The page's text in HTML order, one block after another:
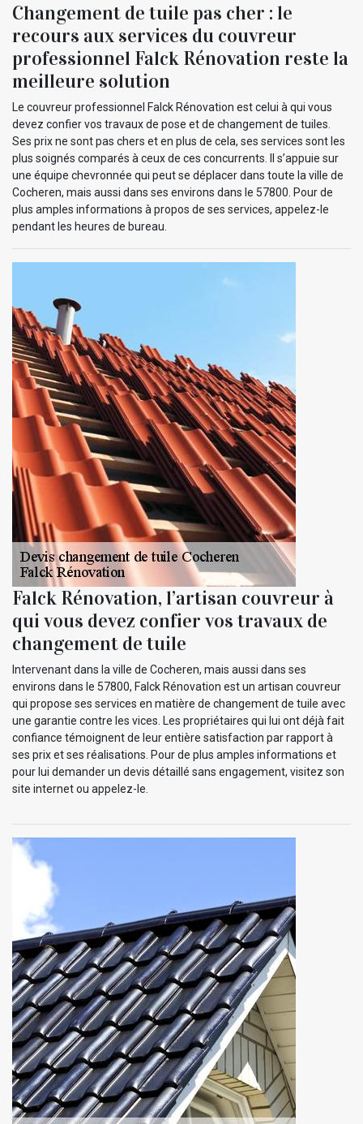
Changement de tuile pas cher : le
recours aux services du couvreur
professionnel Falck Rénovation reste la
meilleure solution
Le couvreur professionnel Falck Rénovation est celui à qui vous
devez confier vos travaux de pose et de changement de tuiles.
Ses prix ne sont pas chers et en plus de cela, ses services sont les
plus soignés comparés à ceux de ces concurrents. Il s’appuie sur
une équipe chevronnée qui peut se déplacer dans toute la ville de
Cocheren, mais aussi dans ses environs dans le 57800. Pour de
plus amples informations à propos de ses services, appelez-le
pendant les heures de bureau.
Falck Rénovation, l’artisan couvreur à
qui vous devez confier vos travaux de
changement de tuile
Intervenant dans la ville de Cocheren, mais aussi dans ses
environs dans le 57800, Falck Rénovation est un artisan couvreur
qui propose ses services en matière de changement de tuile avec
une garantie contre les vices. Les propriétaires qui lui ont déjà fait
confiance témoignent de leur entière satisfaction par rapport à
ses prix et ses réalisations. Pour de plus amples informations et
pour lui demander un devis détaillé sans engagement, visitez son
site internet ou appelez-le.